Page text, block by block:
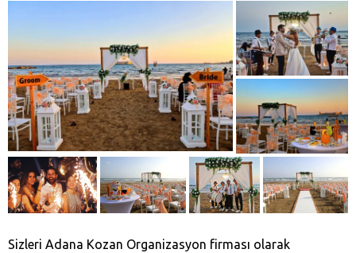
Sizleri Adana Kozan‎ Organizasyon firması olarak